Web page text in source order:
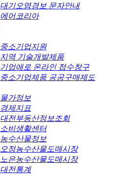
대기오염경보 문자안내
에어코리아
중소기업지원
지역 기술개발제품
기업애로 온라인 접수창구
중소기업제품 공공구매제도
물가정보
경제지표
대전부동산정보조회
소비생활센터
농수산물정보
오정농수산물도매시장
노은농수산물도매시장
대전통계